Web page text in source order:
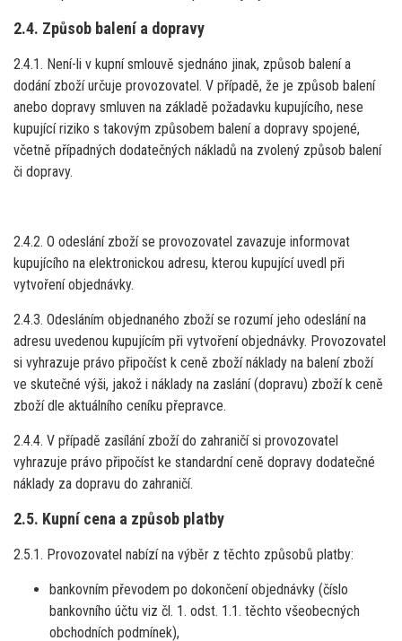
2.4. Způsob balení a dopravy
2.4.1. Není-li v kupní smlouvě sjednáno jinak, způsob balení a
dodání zboží určuje provozovatel. V případě, že je způsob balení
anebo dopravy smluven na základě požadavku kupujícího, nese
kupující riziko s takovým způsobem balení a dopravy spojené,
včetně případných dodatečných nákladů na zvolený způsob balení
či dopravy.
2.4.2. O odeslání zboží se provozovatel zavazuje informovat
kupujícího na elektronickou adresu, kterou kupující uvedl při
vytvoření objednávky.
2.4.3. Odesláním objednaného zboží se rozumí jeho odeslání na
adresu uvedenou kupujícím při vytvoření objednávky. Provozovatel
si vyhrazuje právo připočíst k ceně zboží náklady na balení zboží
ve skutečné výši, jakož i náklady na zaslání (dopravu) zboží k ceně
zboží dle aktuálního ceníku přepravce.
2.4.4. V případě zasílání zboží do zahraničí si provozovatel
vyhrazuje právo připočíst ke standardní ceně dopravy dodatečné
náklady za dopravu do zahraničí.
2.5. Kupní cena a způsob platby
2.5.1. Provozovatel nabízí na výběr z těchto způsobů platby:
bankovním převodem po dokončení objednávky (číslo
bankovního účtu viz čl. 1. odst. 1.1. těchto všeobecných
obchodních podmínek),